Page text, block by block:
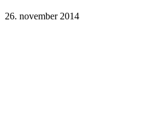
26. november 2014